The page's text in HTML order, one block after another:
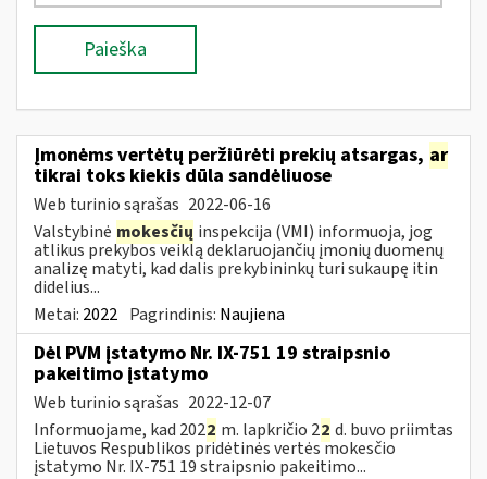
Paieška
Įmonėms vertėtų peržiūrėti prekių atsargas, ar
tikrai toks kiekis dūla sandėliuose
Web turinio sąrašas 2022-06-16
Valstybinė mokesčių inspekcija (VMI) informuoja, jog
atlikus prekybos veiklą deklaruojančių įmonių duomenų
analizę matyti, kad dalis prekybininkų turi sukaupę itin
didelius...
Metai: 2022 Pagrindinis: Naujiena
Dėl PVM įstatymo Nr. IX-751 19 straipsnio
pakeitimo įstatymo
Web turinio sąrašas 2022-12-07
Informuojame, kad 2022 m. lapkričio 22 d. buvo priimtas
Lietuvos Respublikos pridėtinės vertės mokesčio
įstatymo Nr. IX-751 19 straipsnio pakeitimo...